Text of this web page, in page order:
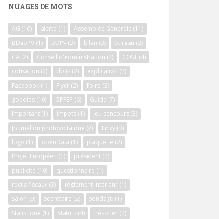
NUAGES DE MOTS
AG (10) alerte (1) Assemblée Générale (11)
BDapPV (1) BDPV (3) bilan (3) bureau (2)
CA (2) Conseil d'Administration (2) COST (4)
cotisation (2) dons (2) explication (2)
Facebook (1) Flyer (2) Foire (3)
goodies (10) GPPEP (6) Guide (7)
Important (1) impots (1) Jeu concours (3)
Journal du photovoltaïque (2) Linky (3)
logo (1) openData (1) plaquette (2)
Projet Européen (1) président (2)
publicité (10) questionnaire (1)
reçus fiscaux (3) règlement intérieur (1)
Salon (9) secrétaire (2) sondage (1)
Statistique (1) statuts (4) trésorier (2)